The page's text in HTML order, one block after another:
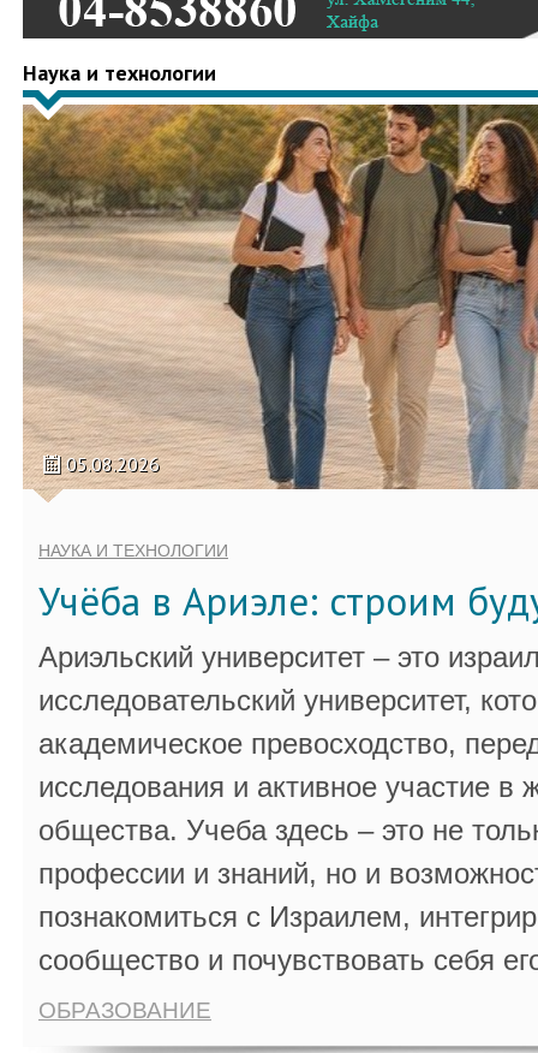
Наука и технологии
05.08.2026
НАУКА И ТЕХНОЛОГИИ
Учёба в Ариэле: строим
Ариэльский университет – это
исследовательский университет,
академическое превосходство,
исследования и активное участие в
общества. Учеба здесь – это не
профессии и знаний, но и
познакомиться с Израилем,
сообщество и почувствовать себя
ОБРАЗОВАНИЕ